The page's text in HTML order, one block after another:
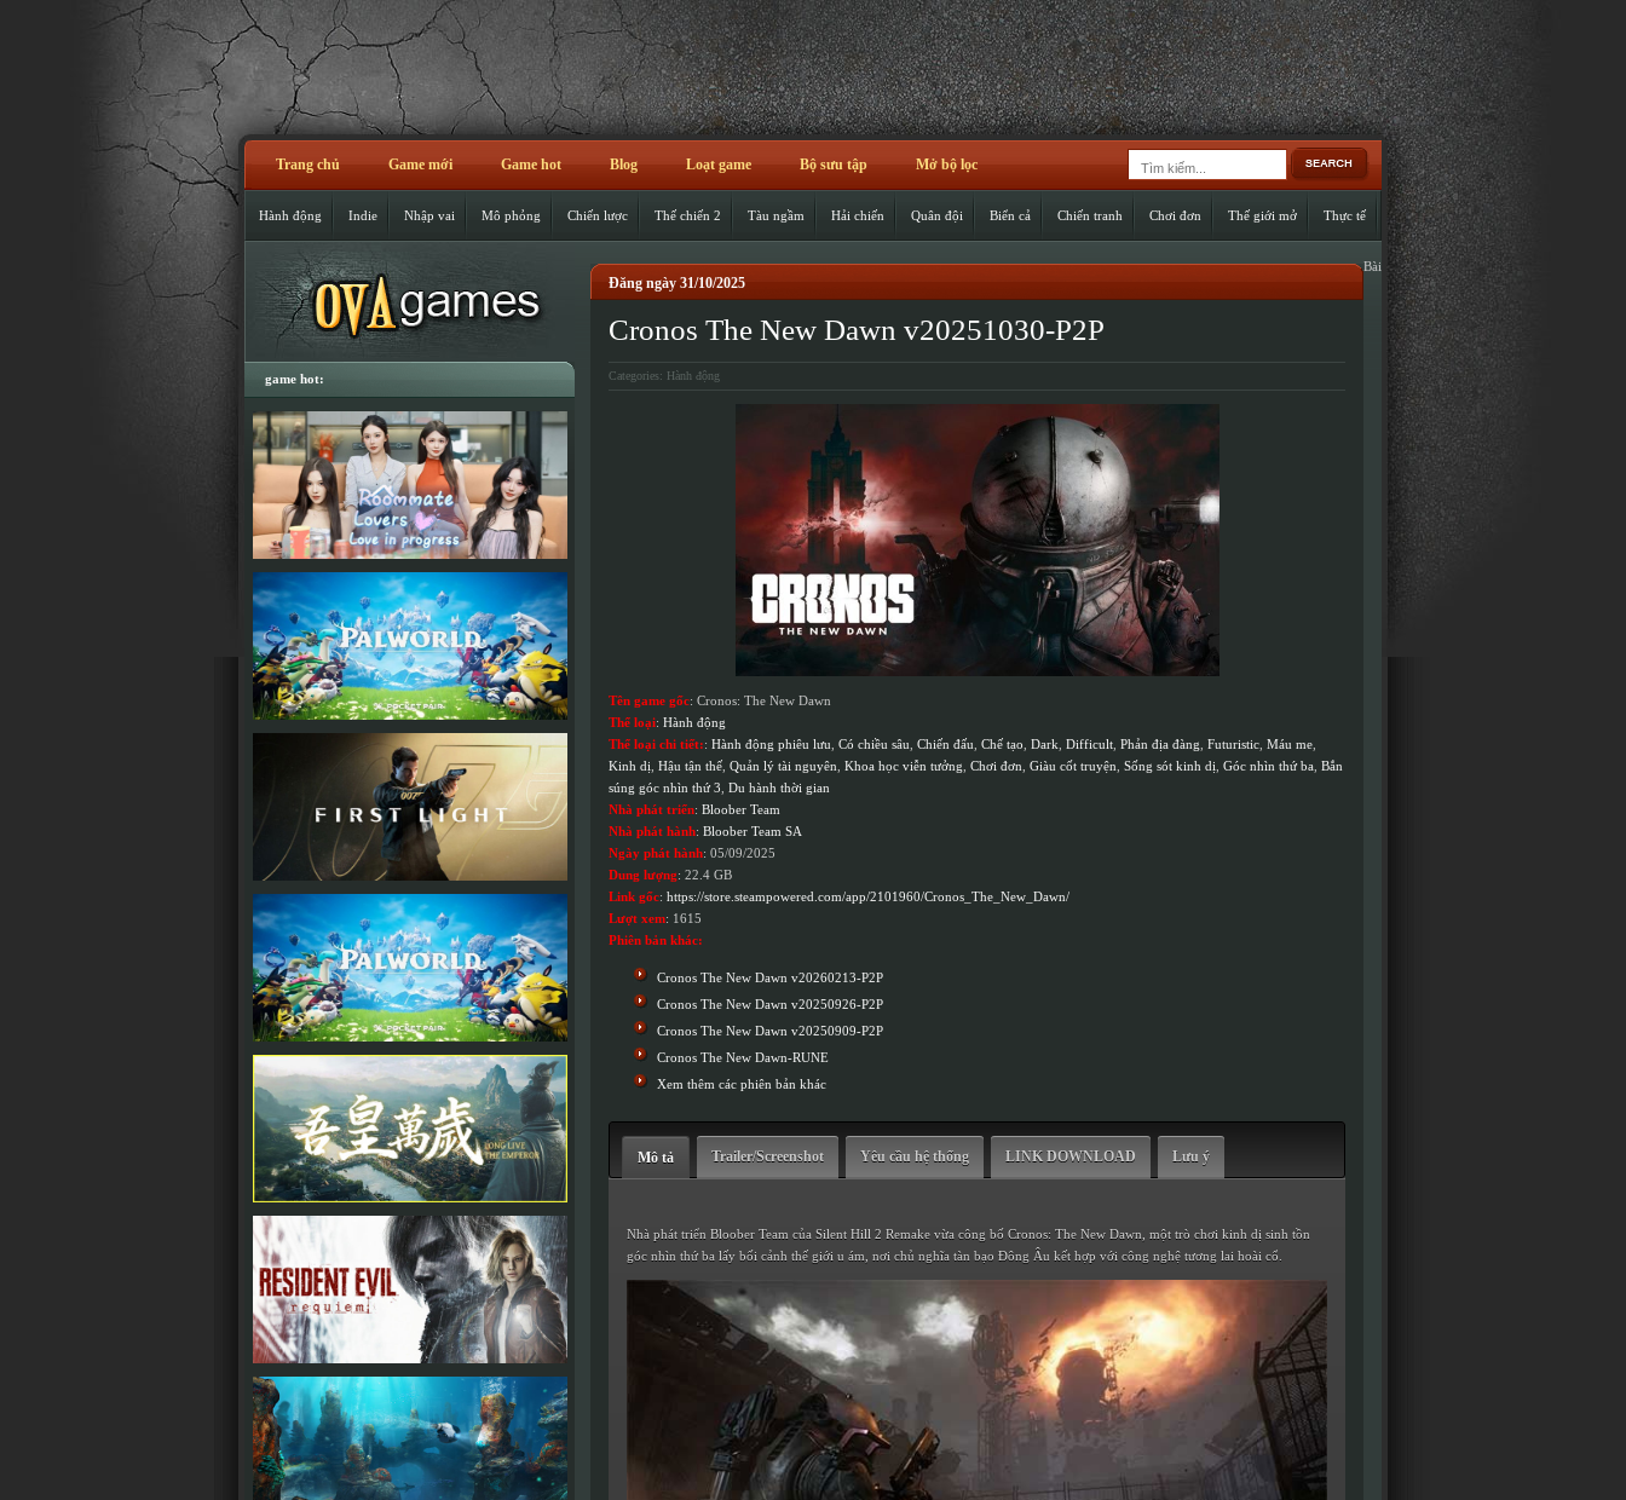
Trang chủ Game mới Game hot Blog Loạt game Bộ sưu tập Mở bộ lọc
Hành động Indie Nhập vai Mô phỏng Chiến lược Thế chiến 2 Tàu ngầm Hải chiến Quân đội Biển cả Chiến tranh Chơi đơn Thế giới mở Thực tế
Đăng ngày 31/10/2025
Cronos The New Dawn v20251030-P2P
Categories: Hành động
Tên game gốc: Cronos: The New Dawn
Thể loại: Hành động
Thể loại chi tiết:: Hành động phiêu lưu Có chiều sâu Chiến đấu Chế tạo Dark Difficult Phản địa đàng Futuristic Máu me
Kinh dị Hậu tận thế Quản lý tài nguyên Khoa học viễn tưởng Chơi đơn Giàu cốt truyện Sống sót kinh dị Góc nhìn thứ ba Bắn
súng góc nhìn thứ 3 Du hành thời gian
Nhà phát triển: Bloober Team
Nhà phát hành: Bloober Team SA
Ngày phát hành: 05/09/2025
Dung lượng: 22.4 GB
Link gốc: https://store.steampowered.com/app/2101960/Cronos_The_New_Dawn/
Lượt xem: 1615
Phiên bản khác:
Cronos The New Dawn v20260213-P2P
Cronos The New Dawn v20250926-P2P
Cronos The New Dawn v20250909-P2P
Cronos The New Dawn-RUNE
Xem thêm các phiên bản khác
Mô tả Trailer/Screenshot Yêu cầu hệ thống LINK DOWNLOAD Lưu ý
Nhà phát triển Bloober Team của Silent Hill 2 Remake vừa công bố Cronos: The New Dawn, một trò chơi kinh dị sinh tồn
góc nhìn thứ ba lấy bối cảnh thế giới u ám, nơi chủ nghĩa tàn bạo Đông Âu kết hợp với công nghệ tương lai hoài cổ.
Bài
game hot: